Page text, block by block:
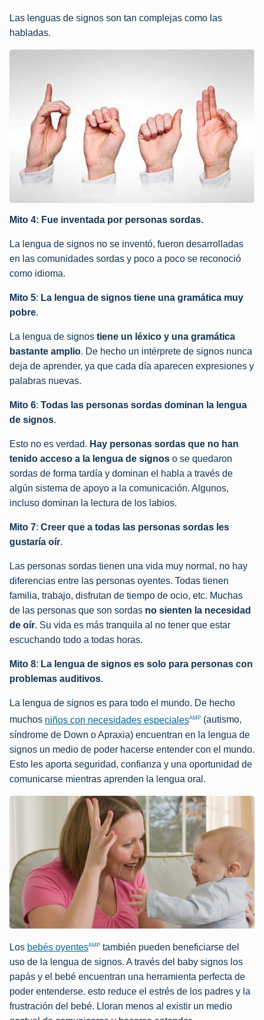
Las lenguas de signos son tan complejas como las
habladas.
Mito 4: Fue inventada por personas sordas.
La lengua de signos no se inventó, fueron desarrolladas
en las comunidades sordas y poco a poco se reconoció
como idioma.
Mito 5: La lengua de signos tiene una gramática muy
pobre.
La lengua de signos tiene un léxico y una gramática
bastante amplio. De hecho un intérprete de signos nunca
deja de aprender, ya que cada día aparecen expresiones y
palabras nuevas.
Mito 6: Todas las personas sordas dominan la lengua
de signos.
Esto no es verdad. Hay personas sordas que no han
tenido acceso a la lengua de signos o se quedaron
sordas de forma tardía y dominan el habla a través de
algún sistema de apoyo a la comunicación. Algunos,
incluso dominan la lectura de los labios.
Mito 7: Creer que a todas las personas sordas les
gustaría oír.
Las personas sordas tienen una vida muy normal, no hay
diferencias entre las personas oyentes. Todas tienen
familia, trabajo, disfrutan de tiempo de ocio, etc. Muchas
de las personas que son sordas no sienten la necesidad
de oír. Su vida es más tranquila al no tener que estar
escuchando todo a todas horas.
Mito 8: La lengua de signos es solo para personas con
problemas auditivos.
La lengua de signos es para todo el mundo. De hecho
muchos niños con necesidades especialesAMP (autismo,
síndrome de Down o Apraxia) encuentran en la lengua de
signos un medio de poder hacerse entender con el mundo.
Esto les aporta seguridad, confianza y una oportunidad de
comunicarse mientras aprenden la lengua oral.
Los bebés oyentesAMP también pueden beneficiarse del
uso de la lengua de signos. A través del baby signos los
papás y el bebé encuentran una herramienta perfecta de
poder entenderse. esto reduce el estrés de los padres y la
frustración del bebé. Lloran menos al existir un medio